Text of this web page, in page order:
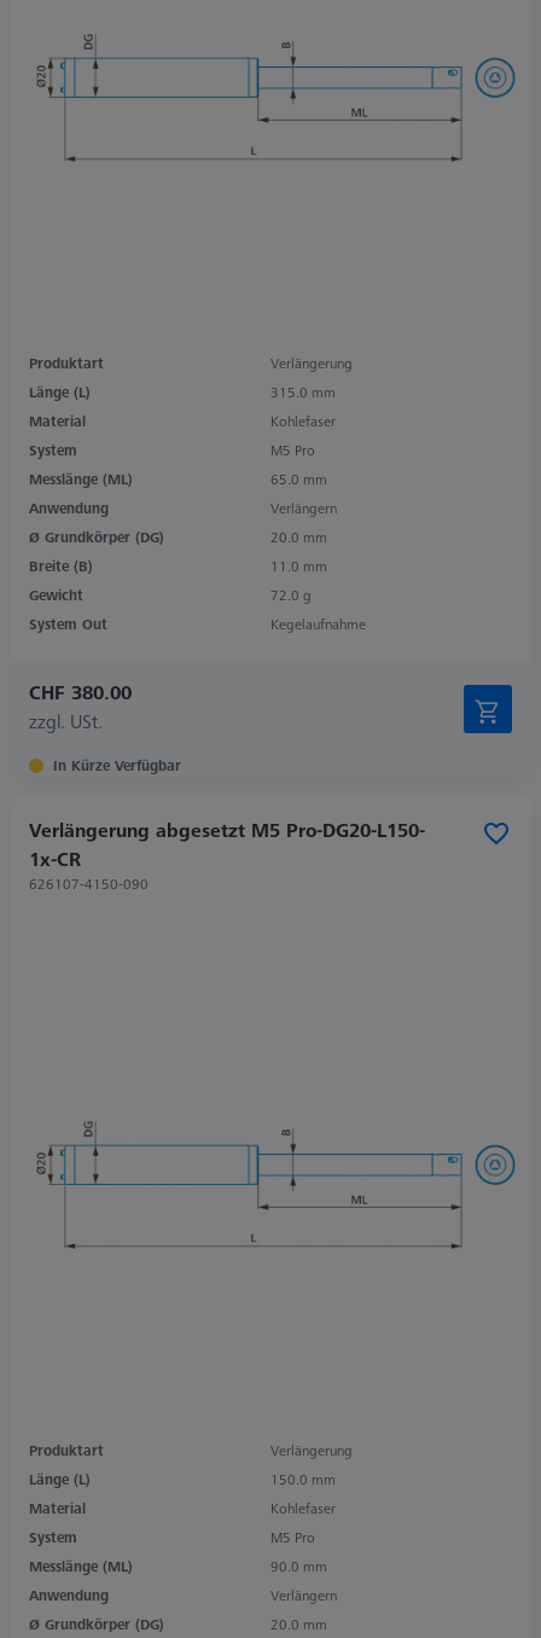
Produktart
Verlängerung
Länge (L)
315.0 mm
Material
Kohlefaser
System
M5 Pro
Messlänge (ML)
65.0 mm
Anwendung
Verlängern
Ø Grundkörper (DG)
20.0 mm
Breite (B)
11.0 mm
Gewicht
72.0 g
System Out
Kegelaufnahme
CHF 380.00
zzgl. USt.
In Kürze Verfügbar
Verlängerung abgesetzt M5 Pro-DG20-L150-
1x-CR
626107-4150-090
Produktart
Verlängerung
Länge (L)
150.0 mm
Material
Kohlefaser
System
M5 Pro
Messlänge (ML)
90.0 mm
Anwendung
Verlängern
Ø Grundkörper (DG)
20.0 mm